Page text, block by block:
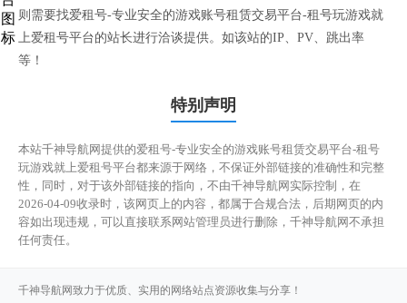
则需要找爱租号-专业安全的游戏账号租赁交易平台-租号玩游戏就
上爱租号平台的站长进行洽谈提供。如该站的IP、PV、跳出率
等！
特别声明
本站千神导航网提供的爱租号-专业安全的游戏账号租赁交易平台-租号
玩游戏就上爱租号平台都来源于网络，不保证外部链接的准确性和完整
性，同时，对于该外部链接的指向，不由千神导航网实际控制，在
2026-04-09收录时，该网页上的内容，都属于合规合法，后期网页的内
容如出现违规，可以直接联系网站管理员进行删除，千神导航网不承担
任何责任。
千神导航网致力于优质、实用的网络站点资源收集与分享！